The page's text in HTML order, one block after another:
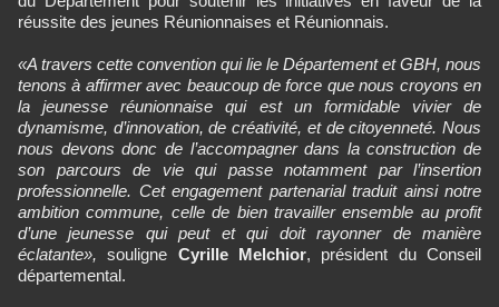
réussite des jeunes Réunionnaises et Réunionnais.
«A travers cette convention qui lie le Département et GBH, nous
tenons à affirmer avec beaucoup de force que nous croyons en
la jeunesse réunionnaise qui est un formidable vivier de
dynamisme, d’innovation, de créativité, et de citoyenneté. Nous
nous devons donc de l’accompagner dans la construction de
son parcours de vie qui passe notamment par l’insertion
professionnelle. Cet engagement partenarial traduit ainsi notre
ambition commune, celle de bien travailler ensemble au profit
d’une jeunesse qui peut et qui doit rayonner de manière
éclatante», souligne Cyrille Melchior, président du Conseil
départemental.